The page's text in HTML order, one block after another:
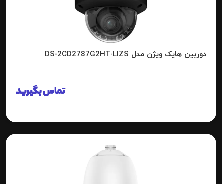
دوربین هایک ویژن مدل DS-2CD2787G2HT-LIZS
تماس بگیرید